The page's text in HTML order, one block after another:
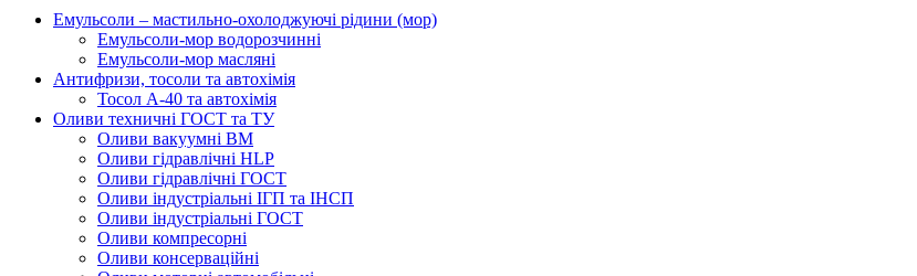
Емульсоли – мастильно-охолоджуючі рідини (мор)
Емульсоли-мор водорозчинні
Емульсоли-мор масляні
Антифризи, тосоли та автохімія
Тосол А-40 та автохімія
Оливи техничні ГОСТ та ТУ
Оливи вакуумні ВМ
Оливи гідравлічні HLP
Оливи гідравлічні ГОСТ
Оливи індустріальні ІГП та ІНСП
Оливи індустріальні ГОСТ
Оливи компресорні
Оливи консерваційні